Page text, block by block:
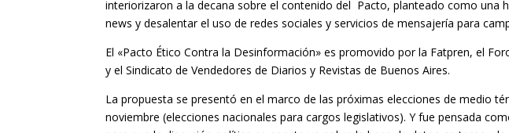
interiorizaron a la decana sobre el contenido del Pacto, planteado como una
news y desalentar el uso de redes sociales y servicios de mensajería para
El «Pacto Ético Contra la Desinformación» es promovido por la Fatpren, el
y el Sindicato de Vendedores de Diarios y Revistas de Buenos Aires.
La propuesta se presentó en el marco de las próximas elecciones de medio
noviembre (elecciones nacionales para cargos legislativos). Y fue pensada